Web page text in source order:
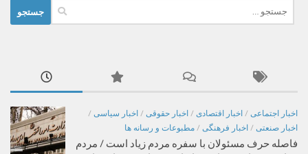
برای:
اخبار اجتماعی / اخبار اقتصادی / اخبار حقوقی / اخبار سیاسی /
اخبار صنعتی / اخبار فرهنگی / مطبوعات و رسانه ها
فاصله حرف مسئولان با سفره مردم زیاد است / مردم